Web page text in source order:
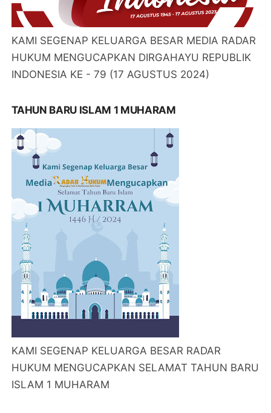
KAMI SEGENAP KELUARGA BESAR MEDIA RADAR
HUKUM MENGUCAPKAN DIRGAHAYU REPUBLIK
INDONESIA KE - 79 (17 AGUSTUS 2024)
TAHUN BARU ISLAM 1 MUHARAM
KAMI SEGENAP KELUARGA BESAR RADAR
HUKUM MENGUCAPKAN SELAMAT TAHUN BARU
ISLAM 1 MUHARAM